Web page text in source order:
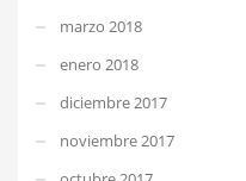
marzo 2018
enero 2018
diciembre 2017
noviembre 2017